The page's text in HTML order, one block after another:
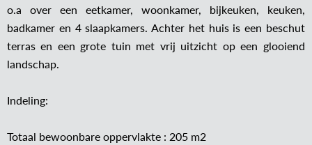
o.a over een eetkamer, woonkamer, bijkeuken, keuken,
badkamer en 4 slaapkamers. Achter het huis is een beschut
terras en een grote tuin met vrij uitzicht op een glooiend
landschap.
Indeling:
Totaal bewoonbare oppervlakte : 205 m2